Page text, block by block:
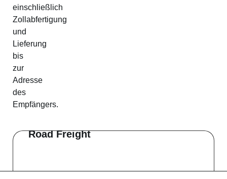
einschließlich
Zollabfertigung
und
Lieferung
bis
zur
Adresse
des
Empfängers.
Road Freight